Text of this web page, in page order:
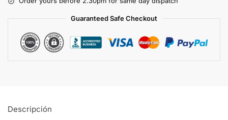
Guaranteed Safe Checkout
Descripción